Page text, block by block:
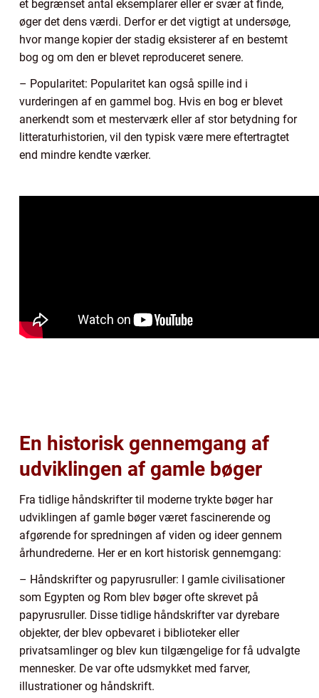
et begrænset antal eksemplarer eller er svær at finde,
øger det dens værdi. Derfor er det vigtigt at undersøge,
hvor mange kopier der stadig eksisterer af en bestemt
bog og om den er blevet reproduceret senere.
– Popularitet: Popularitet kan også spille ind i
vurderingen af en gammel bog. Hvis en bog er blevet
anerkendt som et mesterværk eller af stor betydning for
litteraturhistorien, vil den typisk være mere eftertragtet
end mindre kendte værker.
En historisk gennemgang af
udviklingen af gamle bøger
Fra tidlige håndskrifter til moderne trykte bøger har
udviklingen af gamle bøger været fascinerende og
afgørende for spredningen af viden og ideer gennem
århundrederne. Her er en kort historisk gennemgang:
– Håndskrifter og papyrusruller: I gamle civilisationer
som Egypten og Rom blev bøger ofte skrevet på
papyrusruller. Disse tidlige håndskrifter var dyrebare
objekter, der blev opbevaret i biblioteker eller
privatsamlinger og blev kun tilgængelige for få udvalgte
mennesker. De var ofte udsmykket med farver,
illustrationer og håndskrift.